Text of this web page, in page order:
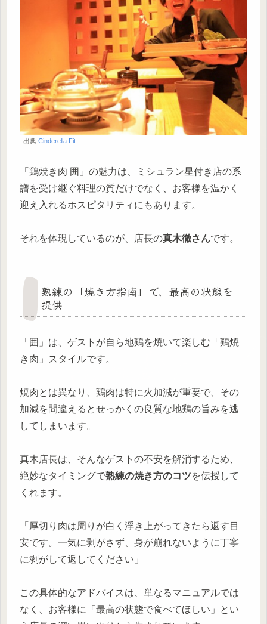
出典:Cinderella Fit
「鶏焼き肉 囲」の魅力は、ミシュラン星付き店の系
譜を受け継ぐ料理の質だけでなく、お客様を温かく
迎え入れるホスピタリティにもあります。
それを体現しているのが、店長の真木徹さんです。
熟練の「焼き方指南」で、最高の状態を
提供
「囲」は、ゲストが自ら地鶏を焼いて楽しむ「鶏焼
き肉」スタイルです。
焼肉とは異なり、鶏肉は特に火加減が重要で、その
加減を間違えるとせっかくの良質な地鶏の旨みを逃
してしまいます。
真木店長は、そんなゲストの不安を解消するため、
絶妙なタイミングで熟練の焼き方のコツを伝授して
くれます。
「厚切り肉は周りが白く浮き上がってきたら返す目
安です。一気に剥がさず、身が崩れないように丁寧
に剥がして返してください」
この具体的なアドバイスは、単なるマニュアルでは
なく、お客様に「最高の状態で食べてほしい」とい